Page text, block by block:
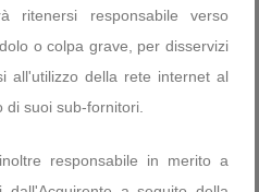
ritenersi responsabile verso
o colpa grave, per disservizi
all'utilizzo della rete internet al
suoi sub-fornitori.
responsabile in merito a